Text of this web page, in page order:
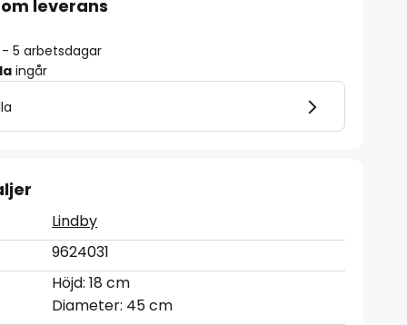
leverans
- 5 arbetsdagar
ingår
Lindby
9624031
Höjd: 18 cm
Diameter: 45 cm